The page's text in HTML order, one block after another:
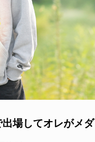
場してオレがメダ